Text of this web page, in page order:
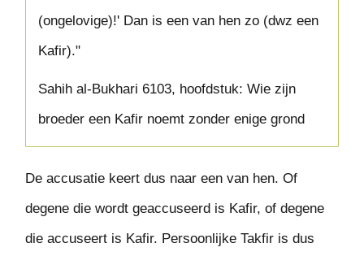
(ongelovige)!' Dan is een van hen zo (dwz een
Kafir)."
Sahih al-Bukhari 6103, hoofdstuk: Wie zijn
broeder een Kafir noemt zonder enige grond
De accusatie keert dus naar een van hen. Of
degene die wordt geaccuseerd is Kafir, of degene
die accuseert is Kafir. Persoonlijke Takfir is dus